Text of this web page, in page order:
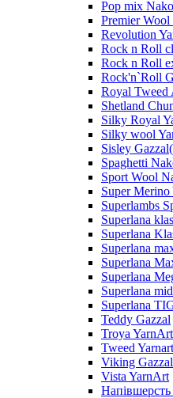
Pop mix Nako
Premier
Revolution
Rock n Roll
Rock n Roll
Rock'n`Roll
Royal Tweed
Shetland
Silky Royal
Silky wool
Sisley
Spaghetti
Sport Wool
Super Merino
Superlambs
Superlana
Superlana
Superlana
Superlana
Superlana
Superlana
Superlana
Teddy Gazzal
Troya YarnArt
Tweed Yarnart
Viking Gazzal
Vista YarnArt
Напівшерсть